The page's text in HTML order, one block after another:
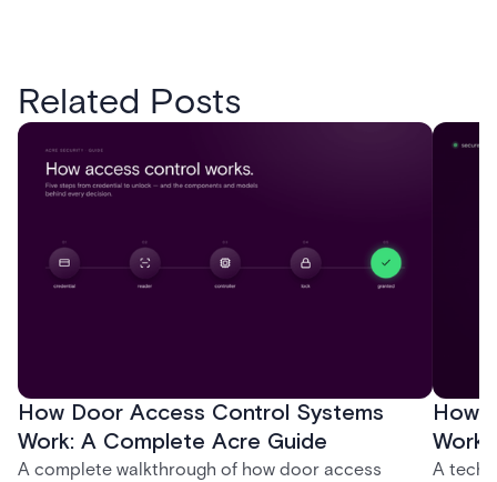
Related Posts
How Door Access Control Systems
Work: A Complete Acre Guide
A complete walkthrough of how door access
How
A